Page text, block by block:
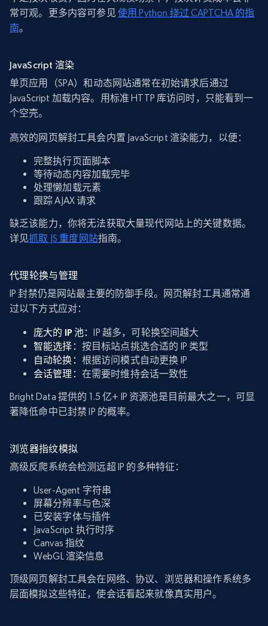
常可观。更多内容可参见 使用 Python 绕过 CAPTCHA 的指
南。
JavaScript 渲染
单页应用（SPA）和动态网站通常在初始请求后通过
JavaScript 加载内容。用标准 HTTP 库访问时，只能看到一
个空壳。
高效的网页解封工具会内置 JavaScript 渲染能力，以便：
完整执行页面脚本
等待动态内容加载完毕
处理懒加载元素
跟踪 AJAX 请求
缺乏该能力，你将无法获取大量现代网站上的关键数据。
详见抓取 JS 重度网站指南。
代理轮换与管理
IP 封禁仍是网站最主要的防御手段。网页解封工具通常通
过以下方式应对：
庞大的 IP 池：IP 越多，可轮换空间越大
智能选择： 按目标站点挑选合适的 IP 类型
自动轮换： 根据访问模式自动更换 IP
会话管理： 在需要时维持会话一致性
Bright Data 提供的 1.5 亿+ IP 资源池是目前最大之一，可显
著降低命中已封禁 IP 的概率。
浏览器指纹模拟
高级反爬系统会检测远超 IP 的多种特征：
User-Agent 字符串
屏幕分辨率与色深
已安装字体与插件
JavaScript 执行时序
Canvas 指纹
WebGL 渲染信息
顶级网页解封工具会在网络、协议、浏览器和操作系统多
层面模拟这些特征，使会话看起来就像真实用户。